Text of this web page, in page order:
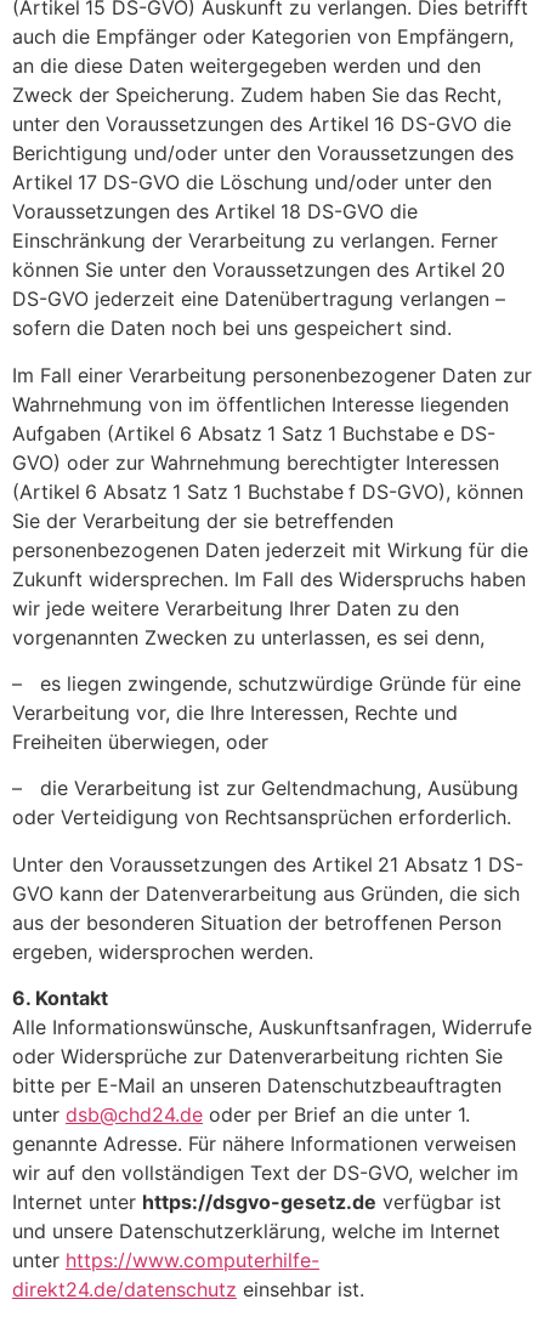
(Artikel 15 DS-GVO) Auskunft zu verlangen. Dies betrifft
auch die Empfänger oder Kategorien von Empfängern,
an die diese Daten weitergegeben werden und den
Zweck der Speicherung. Zudem haben Sie das Recht,
unter den Voraussetzungen des Artikel 16 DS-GVO die
Berichtigung und/oder unter den Voraussetzungen des
Artikel 17 DS-GVO die Löschung und/oder unter den
Voraussetzungen des Artikel 18 DS-GVO die
Einschränkung der Verarbeitung zu verlangen. Ferner
können Sie unter den Voraussetzungen des Artikel 20
DS-GVO jederzeit eine Datenübertragung verlangen –
sofern die Daten noch bei uns gespeichert sind.
Im Fall einer Verarbeitung personenbezogener Daten zur
Wahrnehmung von im öffentlichen Interesse liegenden
Aufgaben (Artikel 6 Absatz 1 Satz 1 Buchstabe e DS-
GVO) oder zur Wahrnehmung berechtigter Interessen
(Artikel 6 Absatz 1 Satz 1 Buchstabe f DS-GVO), können
Sie der Verarbeitung der sie betreffenden
personenbezogenen Daten jederzeit mit Wirkung für die
Zukunft widersprechen. Im Fall des Widerspruchs haben
wir jede weitere Verarbeitung Ihrer Daten zu den
vorgenannten Zwecken zu unterlassen, es sei denn,
– es liegen zwingende, schutzwürdige Gründe für eine
Verarbeitung vor, die Ihre Interessen, Rechte und
Freiheiten überwiegen, oder
– die Verarbeitung ist zur Geltendmachung, Ausübung
oder Verteidigung von Rechtsansprüchen erforderlich.
Unter den Voraussetzungen des Artikel 21 Absatz 1 DS-
GVO kann der Datenverarbeitung aus Gründen, die sich
aus der besonderen Situation der betroffenen Person
ergeben, widersprochen werden.
6. Kontakt
Alle Informationswünsche, Auskunftsanfragen, Widerrufe
oder Widersprüche zur Datenverarbeitung richten Sie
bitte per E-Mail an unseren Datenschutzbeauftragten
unter dsb@chd24.de oder per Brief an die unter 1.
genannte Adresse. Für nähere Informationen verweisen
wir auf den vollständigen Text der DS-GVO, welcher im
Internet unter https://dsgvo-gesetz.de verfügbar ist
und unsere Datenschutzerklärung, welche im Internet
unter https://www.computerhilfe-
direkt24.de/datenschutz einsehbar ist.